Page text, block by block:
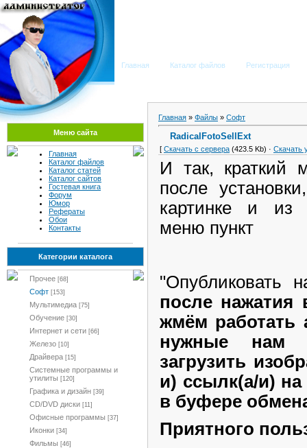
Главная Каталог файлов Регистрация
Меню сайта
Главная
Каталог файлов
Каталог статей
Каталог сайтов
Гостевая книга
Форум
Юмор
Рефераты
Обои
Контакты
Категории каталога
Прочее [68]
Софт [153]
Мультимедиа [75]
Обучение [30]
Интернет и сети [66]
Железо [10]
Драйвера [15]
Системные программы и
утилиты [120]
Графика и дизайн [39]
CD/DVD диски [11]
Офисные программы [37]
Иконки [34]
Фильмы [46]
Главная » Файлы » Софт
RadicalFotoSellExt
[ Скачать с сервера (423.5 Kb) · Скачать
И так, краткий
после
картинке и из
меню пункт
после нажатия
жмём
нужные нам
загрузить
и) ссылк(а/и) на
в буфере
Приятного